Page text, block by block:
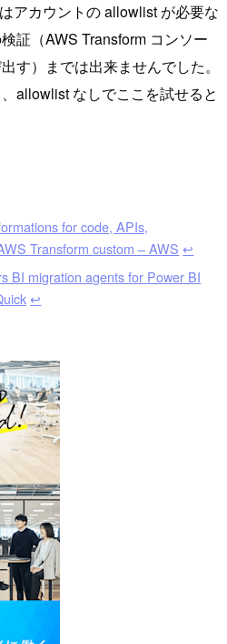
アカウントの allowlist が必要な
証（AWS Transform コンソー
す）までは出来ませんでした。
allowlist なしでここを試せると
for code, APIs,
Transform custom – AWS ↩︎
BI migration agents for Power BI
↩︎